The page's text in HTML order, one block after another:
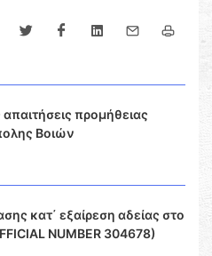
προμήθειας
Βοιών
κατ΄ εξαίρεση αδείας στο
NUMBER 304678)